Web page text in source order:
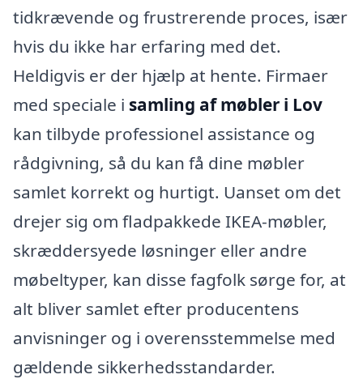
tidkrævende og frustrerende proces, især
hvis du ikke har erfaring med det.
Heldigvis er der hjælp at hente. Firmaer
med speciale i samling af møbler i Lov
kan tilbyde professionel assistance og
rådgivning, så du kan få dine møbler
samlet korrekt og hurtigt. Uanset om det
drejer sig om fladpakkede IKEA-møbler,
skræddersyede løsninger eller andre
møbeltyper, kan disse fagfolk sørge for, at
alt bliver samlet efter producentens
anvisninger og i overensstemmelse med
gældende sikkerhedsstandarder.